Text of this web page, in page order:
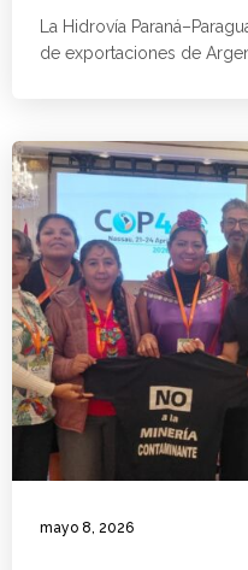
La Hidrovía
de exportaciones de
mayo 8, 2026